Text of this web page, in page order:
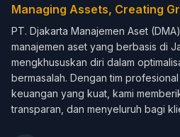
Managing Assets, Creating
PT. Djakarta Manajemen Aset
manajemen aset yang berbasis di
mengkhususkan diri dalam
bermasalah. Dengan tim
keuangan yang kuat, kami
transparan, dan menyeluruh bagi